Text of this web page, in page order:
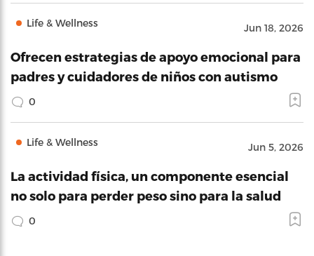
Life & Wellness Jun 18, 2026
Ofrecen estrategias de apoyo emocional para
padres y cuidadores de niños con autismo
0
Life & Wellness Jun 5, 2026
La actividad física, un componente esencial
no solo para perder peso sino para la salud
0